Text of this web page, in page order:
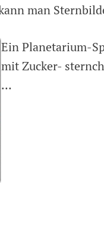
man
Ein Planetarium-
mit Zucker-
…